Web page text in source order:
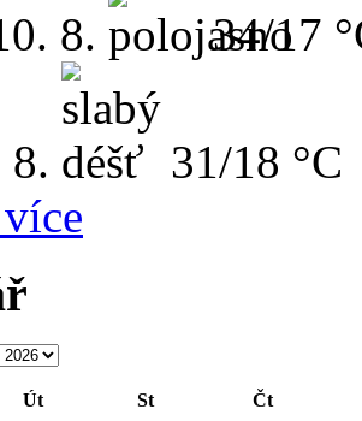
8. 34/17
8.
31/18 °C
Út St Čt